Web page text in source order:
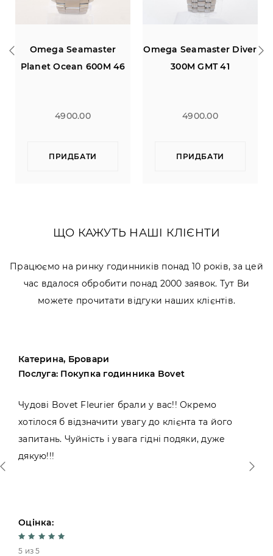
46
Omega Seamaster Diver
300M GMT 41
4900.00
ПРИДБАТИ
Omega
Racing
4700.00
ПРИДБАТИ
ЩО КАЖУТЬ НАШІ КЛІЄНТИ
Працюємо на ринку годинників понад 10 років, за цей
час вдалося обробити понад 2000 заявок. Тут Ви
можете прочитати відгуки наших клієнтів.
Катерина, Бровари
Послуга: Покупка годинника Bovet
Чудові Bovet Fleurier брали у вас!! Окремо
хотілося б відзначити увагу до клієнта та його
запитань. Чуйність і увага гідні подяки, дуже
дякую!!!
Оцінка:
5 из 5